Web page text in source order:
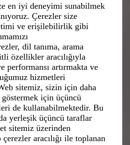
sergilenen metalik gri
rengindeki DS 19 Totem Pole
ziyaretçilerin karşısına çıkan
aldı.
11 araçtan oluşan tarihi DS
modelleri de dahil olmak
üzere en az12 model
ziyaretçilerle buluştu:
Bahar Yeşili-Şampanya
rengi tavanlı, 1956 DS 19
sedan (özel model),
Kaplumbağa Kabuğu
Sarısı-Carrara Beyazı 1959
DS 19 "Balloons" (DS
en iyi deneyimi sunabilmek
Çerezler size
ve erişilebilirlik gibi
dil tanıma, arama
özellikler aracılığıyla
performansı artırmakta ve
hizmetleri
sitemiz, sizin için daha
için üçüncü
de kullanabilmektedir. Bu
yerleşik üçüncü taraflar
sitemiz üzerinden
aracılığı ile toplanan